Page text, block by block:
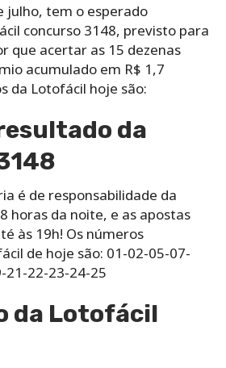
julho, tem o esperado
concurso 3148, previsto para
que acertar as 15 dezenas
acumulado em R$ 1,7
da Lotofácil hoje são:
da
é de responsabilidade da
horas da noite, e as apostas
às 19h! Os números
de hoje são: 01-02-05-07-
21-22-23-24-25
da Lotofácil